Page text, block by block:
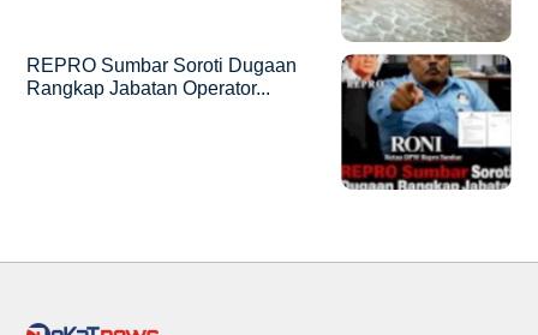
REPRO Sumbar Soroti Dugaan
Rangkap Jabatan Operator...